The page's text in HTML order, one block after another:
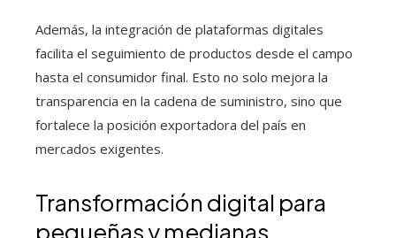
Además, la integración de plataformas digitales
facilita el seguimiento de productos desde el campo
hasta el consumidor final. Esto no solo mejora la
transparencia en la cadena de suministro, sino que
fortalece la posición exportadora del país en
mercados exigentes.
Transformación digital para
pequeñas y medianas